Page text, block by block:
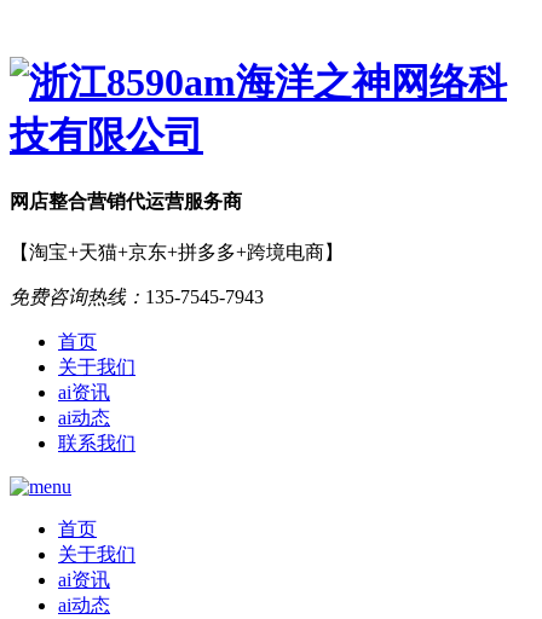
网店整合营销代运营服务商
【淘宝+天猫+京东+拼多多+跨境电商】
免费咨询热线： 135-7545-7943
首页
关于我们
ai资讯
ai动态
联系我们
首页
关于我们
ai资讯
ai动态